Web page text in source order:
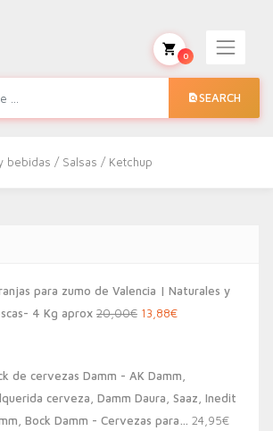
SEARCH
0
bebidas / Salsas / Ketchup
para zumo de Valencia | Naturales y
4 Kg aprox 20,00€ El
era:
20,00€.
13,88€El
es:
13,88€.
de cervezas Damm - AK Damm,
cerveza, Damm Daura, Saaz, Inedit
Bock Damm - Cervezas para… 24,95€